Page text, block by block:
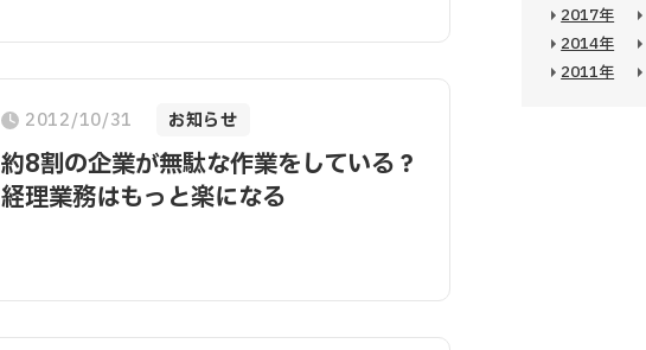
2012/10/31 お知らせ
約8割の企業が無駄な作業をしている？
経理業務はもっと楽になる
2017年
2014年
2011年